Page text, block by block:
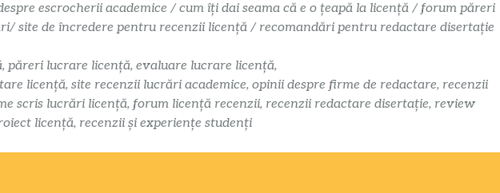
escrocherii academice / cum îți dai seama că e o țeapă la licență / forum păreri
site de încredere pentru recenzii licență / recomandări pentru redactare disertație
păreri lucrare licență, evaluare lucrare licență,
licență, site recenzii lucrări academice, opinii despre firme de redactare, recenzii
scris lucrări licență, forum licență recenzii, recenzii redactare disertație, review
licență, recenzii și experiențe studenți